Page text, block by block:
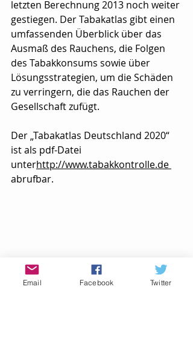
letzten Berechnung 2013 noch weiter
gestiegen. Der Tabakatlas gibt einen
umfassenden Überblick über das
Ausmaß des Rauchens, die Folgen
des Tabakkonsums sowie über
Lösungsstrategien, um die Schäden
zu verringern, die das Rauchen der
Gesellschaft zufügt.
Der „Tabakatlas Deutschland 2020“
ist als pdf-Datei
unterhttp://www.tabakkontrolle.de
abrufbar.
Email Facebook Twitter